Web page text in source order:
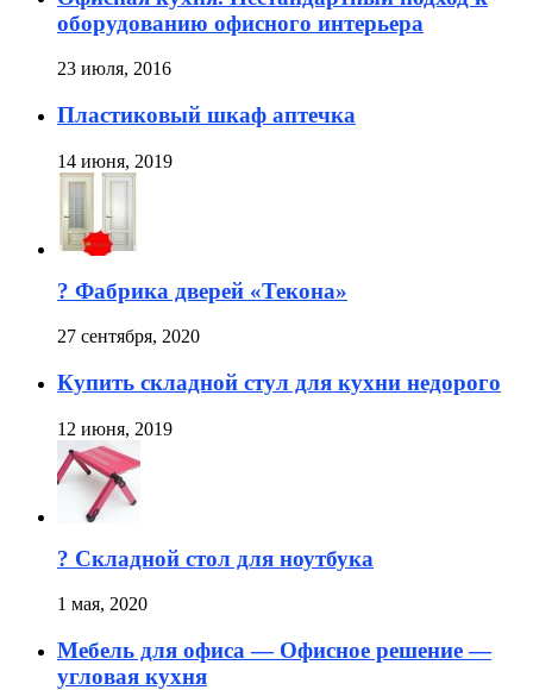
оборудованию офисного интерьера
23 июля, 2016
Пластиковый шкаф аптечка
14 июня, 2019
? Фабрика дверей «Текона»
27 сентября, 2020
Купить складной стул для кухни недорого
12 июня, 2019
? Складной стол для ноутбука
1 мая, 2020
Мебель для офиса — Офисное решение —
угловая кухня